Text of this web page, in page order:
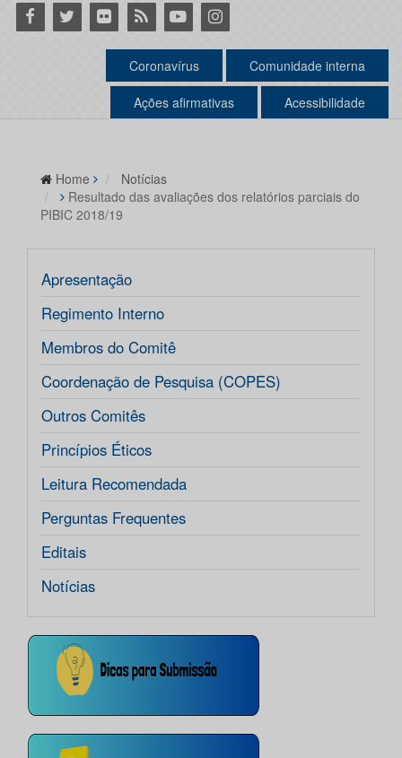
Facebook
Twitter Flickr RSS YoutubeInstagram
Coronavírus Comunidade interna
Ações afirmativas Acessibilidade
Home
Notícias
Resultado das avaliações dos relatórios parciais do
PIBIC 2018/19
Apresentação
Regimento Interno
Membros do Comitê
Coordenação de Pesquisa (COPES)
Outros Comitês
Princípios Éticos
Leitura Recomendada
Perguntas Frequentes
Editais
Notícias